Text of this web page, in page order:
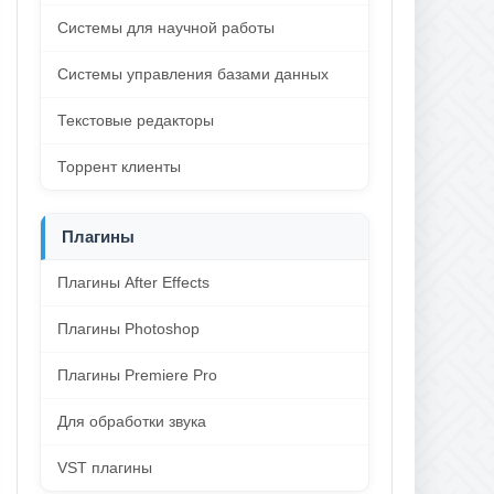
Системы для научной работы
Системы управления базами данных
Текстовые редакторы
Торрент клиенты
Плагины
Плагины After Effects
Плагины Photoshop
Плагины Premiere Pro
Для обработки звука
VST плагины